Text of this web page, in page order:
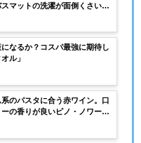
マットの洗濯が面倒くさいと
なるか？コスパ最強に期待し
ル」
のパスタに合う赤ワイン。口
の香りが良いピノ・ノワール